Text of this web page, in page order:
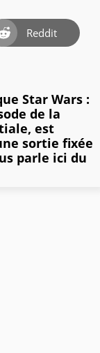
Reddit
Star Wars :
de la
est
sortie fixée
parle ici du